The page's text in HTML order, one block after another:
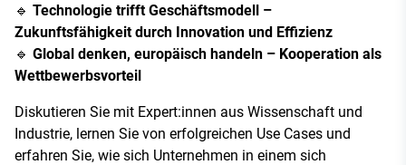
🔹 Technologie trifft Geschäftsmodell –
Zukunftsfähigkeit durch Innovation und Effizienz
🔹 Global denken, europäisch handeln – Kooperation als
Wettbewerbsvorteil
Diskutieren Sie mit Expert:innen aus Wissenschaft und
Industrie, lernen Sie von erfolgreichen Use Cases und
erfahren Sie, wie sich Unternehmen in einem sich